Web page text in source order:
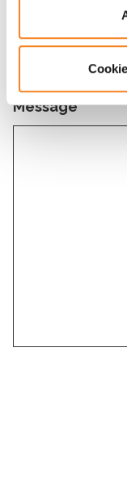
Message*